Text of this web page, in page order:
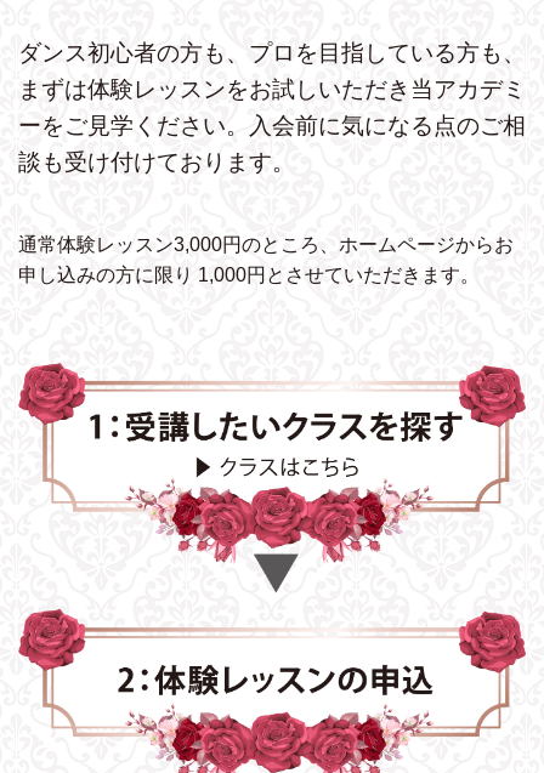
ダンス初心者の方も、プロを目指している方も、
まずは体験レッスンをお試しいただき 当アカデミ
ーをご見学ください。
入会前に気になる点のご相
談も受け付けております。
通常体験レッスン3,000円のところ、ホームページからお
申し込みの方に限り 1,000円とさせていただきます。